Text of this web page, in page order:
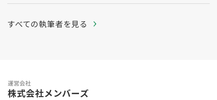
すべての執筆者を見る
運営会社
株式会社メンバーズ